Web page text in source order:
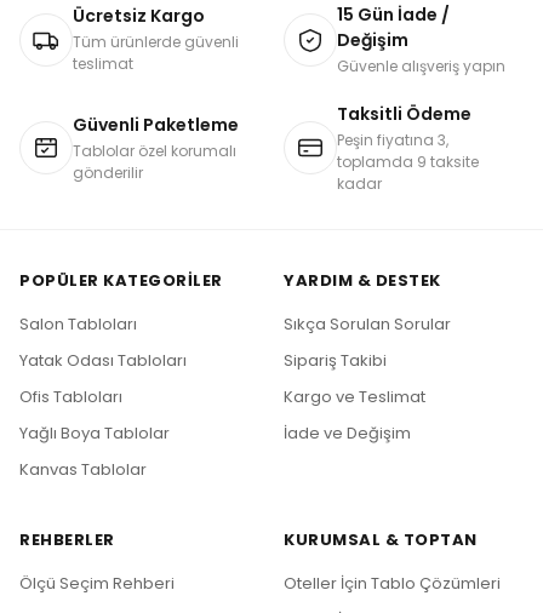
Ücretsiz Kargo
Tüm ürünlerde güvenli
teslimat
15 Gün İade /
Değişim
Güvenle alışveriş yapın
Güvenli Paketleme
Tablolar özel korumalı
gönderilir
Taksitli Ödeme
Peşin fiyatına 3,
toplamda 9 taksite
kadar
POPÜLER KATEGORILER
Salon Tabloları
Yatak Odası Tabloları
Ofis Tabloları
Yağlı Boya Tablolar
Kanvas Tablolar
YARDIM & DESTEK
Sıkça Sorulan Sorular
Sipariş Takibi
Kargo ve Teslimat
İade ve Değişim
REHBERLER
Ölçü Seçim Rehberi
KURUMSAL & TOPTAN
Oteller İçin Tablo Çözümleri